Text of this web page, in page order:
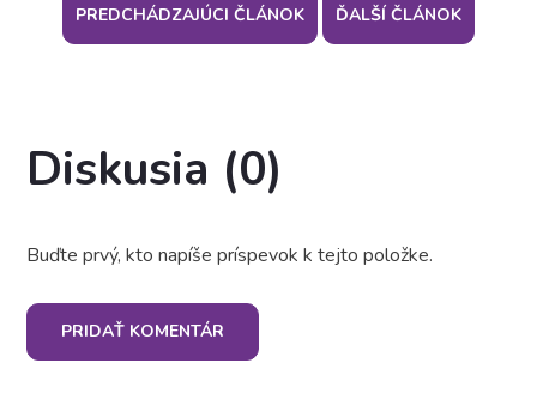
PREDCHÁDZAJÚCI ČLÁNOK ĎALŠÍ ČLÁNOK
Diskusia (0)
Buďte prvý, kto napíše príspevok k tejto položke.
PRIDAŤ KOMENTÁR